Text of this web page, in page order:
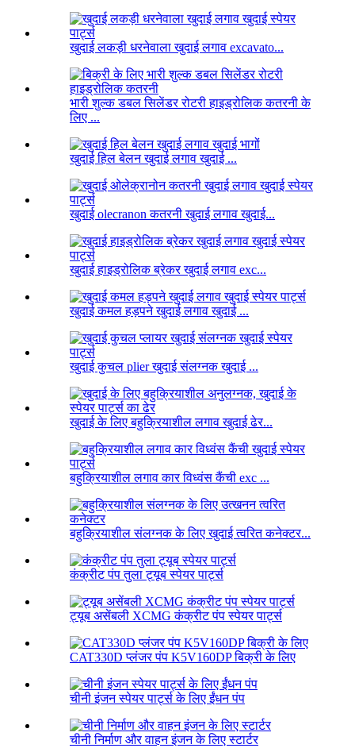
खुदाई लकड़ी धरनेवाला खुदाई लगाव excavato...
भारी शुल्क डबल सिलेंडर रोटरी हाइड्रोलिक कतरनी के
लिए ...
खुदाई हिल बेलन खुदाई लगाव खुदाई ...
खुदाई olecranon कतरनी खुदाई लगाव खुदाई...
खुदाई हाइड्रोलिक ब्रेकर खुदाई लगाव exc...
खुदाई कमल हड़पने खुदाई लगाव खुदाई ...
खुदाई कुचल plier खुदाई संलग्नक खुदाई ...
खुदाई के लिए बहुक्रियाशील लगाव खुदाई ढेर...
बहुक्रियाशील लगाव कार विध्वंस कैंची exc ...
बहुक्रियाशील संलग्नक के लिए खुदाई त्वरित कनेक्टर...
कंक्रीट पंप तुला ट्यूब स्पेयर पार्ट्स
ट्यूब असेंबली XCMG कंक्रीट पंप स्पेयर पार्ट्स
CAT330D प्लंजर पंप K5V160DP बिक्री के लिए
चीनी इंजन स्पेयर पार्ट्स के लिए ईंधन पंप
चीनी निर्माण और वाहन इंजन के लिए स्टार्टर